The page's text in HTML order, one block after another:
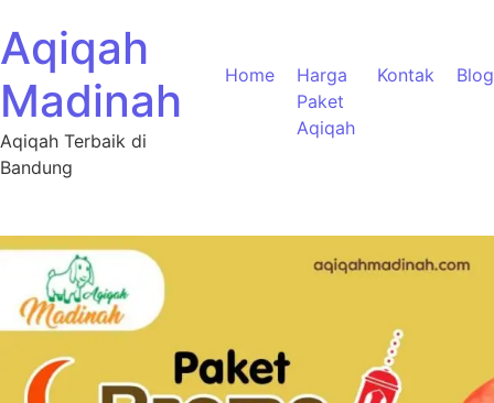
Aqiqah
Madinah
Aqiqah Terbaik di
Bandung
Home
Harga
Paket
Aqiqah
Kontak Blog